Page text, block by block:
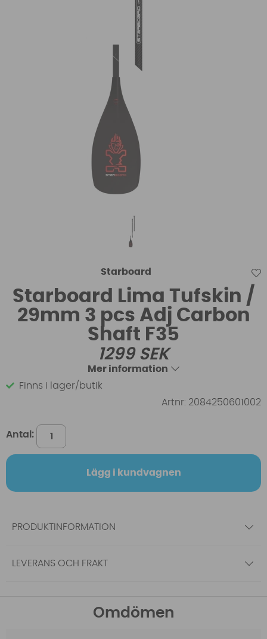
Starboard
Starboard Lima Tufskin /
29mm 3 pcs Adj Carbon
Shaft F35
1299SEK
Mer information
Finns i lager/butik
Artnr: 2084250601002
Antal:
Lägg i kundvagnen
PRODUKTINFORMATION
LEVERANS OCH FRAKT
Omdömen